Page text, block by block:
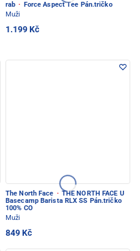
rab ·
Force Aspect Tee Pán.tričko
Muži
1.199 Kč
The North Face · THE NORTH FACE U
Basecamp Barista RLX SS Pán.tričko
100% CO
Muži
849 Kč